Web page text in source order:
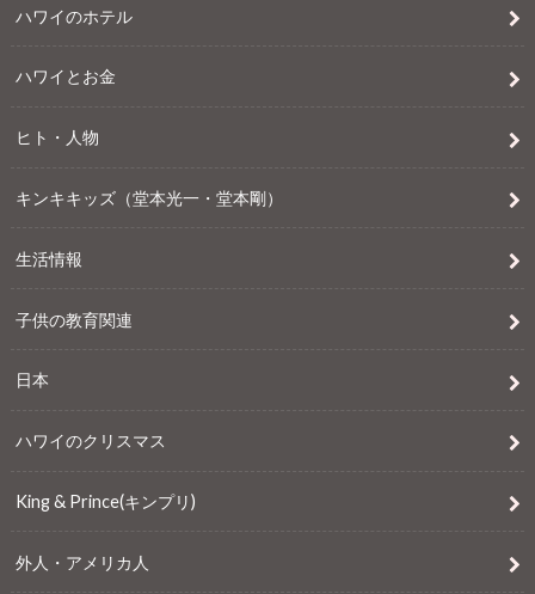
ハワイのホテル
ハワイとお金
ヒト・人物
キンキキッズ（堂本光一・堂本剛）
生活情報
子供の教育関連
日本
ハワイのクリスマス
King & Prince(キンプリ)
外人・アメリカ人